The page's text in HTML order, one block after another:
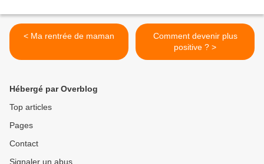
< Ma rentrée de maman
Comment devenir plus
positive ? >
Hébergé par Overblog
Top articles
Pages
Contact
Signaler un abus